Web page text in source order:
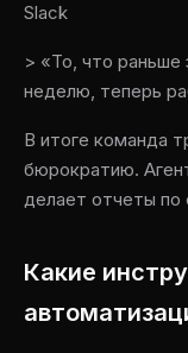
Slack
> «То, что
неделю, теперь
В итоге команда
бюрократию.
делает отчеты по
Какие